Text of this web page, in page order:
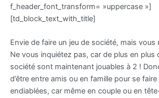
f_header_font_transform= »uppercase »]
[td_block_text_with_title]
Envie de faire un jeu de société, mais vous
Ne vous inquiétez pas, car de plus en plus
société sont maintenant jouables à 2 !
d’être entre amis ou en famille pour se
endiablées, car même en couple ou en